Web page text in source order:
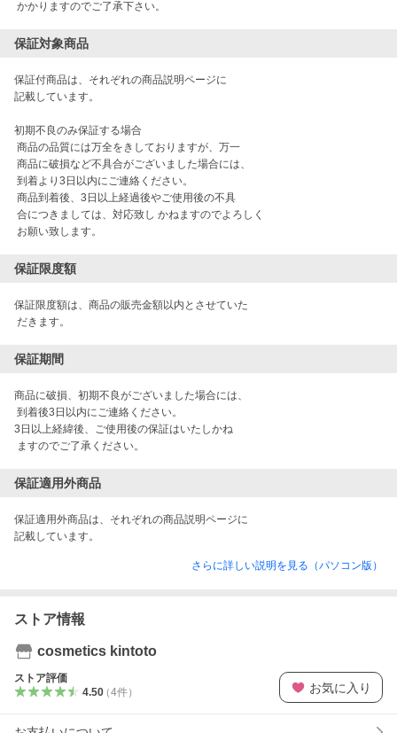
保証対象商品
保証付商品は、それぞれの商品説明ページに
記載しています。
初期不良のみ保証する場合
お願い致します。
保証限度額
保証限度額は、商品の販売金額以内とさせていた
だきます。
保証期間
商品に破損、初期不良がございました場合には、
3日以上経緯後、ご使用後の保証はいたしかね
ますのでご了承ください。
保証適用外商品
保証適用外商品は、それぞれの商品説明ページに
記載しています。
さらに詳しい説明を見る（パソコン版）
ストア情報
cosmetics kintoto
ストア評価
4.50（4件） お気に入り